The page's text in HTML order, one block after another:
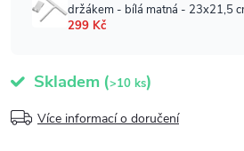
Skladem (>10 ks)
Více informací o doručení